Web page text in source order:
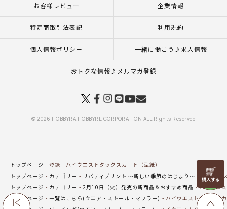
リリヤン
フェア
お客様レビュー 企業情報
特定商取引法表記 利用規約
個人情報ポリシー 一緒に働こう♪求人情報
おトクな情報♪メルマガ登録
© 2026 HOBBYRA HOBBYRE CORPORATION ALL Rights Reserved
トップページ 登録
ハイウエストタックスカート（型紙）
トップページ
カテゴリー リバティプリント ～新しい季節のはじまり～
ハイウエ
トップページ
カテゴリー 2月10日（火）発売の新商品＆おすすめ商品 ハイウエ
トップページ
一覧はこちら(ウエア・ストール・マフラー)
ハイウエストタックス